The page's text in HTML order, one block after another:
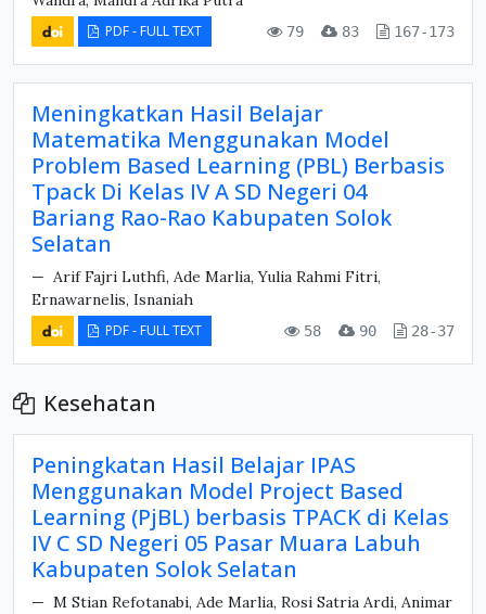
PDF - FULL TEXT 79 83 167-173
Meningkatkan Hasil Belajar
Matematika Menggunakan Model
Problem Based Learning (PBL) Berbasis
Tpack Di Kelas IV A SD Negeri 04
Bariang Rao-Rao Kabupaten Solok
Selatan
Arif Fajri Luthfi, Ade Marlia, Yulia Rahmi Fitri,
Ernawarnelis, Isnaniah
PDF - FULL TEXT 58 90 28-37
Kesehatan
Peningkatan Hasil Belajar IPAS
Menggunakan Model Project Based
Learning (PjBL) berbasis TPACK di Kelas
IV C SD Negeri 05 Pasar Muara Labuh
Kabupaten Solok Selatan
M Stian Refotanabi, Ade Marlia, Rosi Satria Ardi, Animar